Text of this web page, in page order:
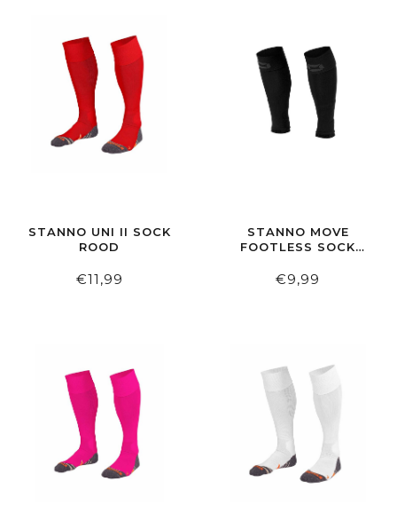
STANNO UNI II SOCK
ROOD
€11,99
STANNO MOVE
FOOTLESS SOCK
€9,99